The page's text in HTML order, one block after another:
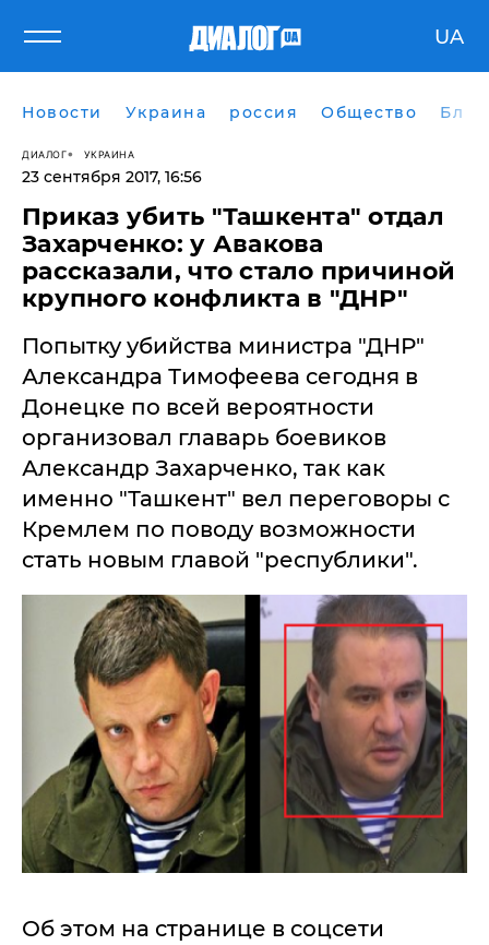
UA
Новости Украина россия Общество
ДИАЛОГ УКРАИНА
23 сентября 2017, 16:56
Приказ убить "Ташкента" отдал
Захарченко: у Авакова
рассказали, что стало причиной
крупного конфликта в "ДНР"
​Попытку убийства министра "ДНР"
Александра Тимофеева сегодня в
Донецке по всей вероятности
организовал главарь боевиков
Александр Захарченко, так как
именно "Ташкент" вел переговоры с
Кремлем по поводу возможности
стать новым главой "республики".
Об этом на странице в соцсети